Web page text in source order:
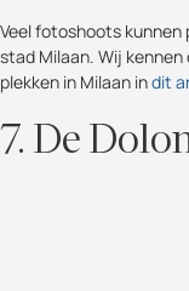
Veel fotoshoots kunnen
stad Milaan. Wij
plekken in Milaan indit
7. De